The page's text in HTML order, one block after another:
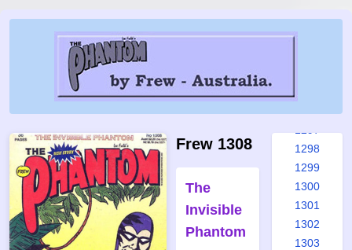
Frew 1308
The
Invisible
Phantom
1291
1292
1298
1299
1300
1301
1302
1303